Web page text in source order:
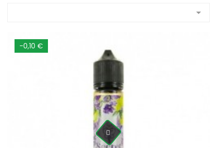

-0,10 €